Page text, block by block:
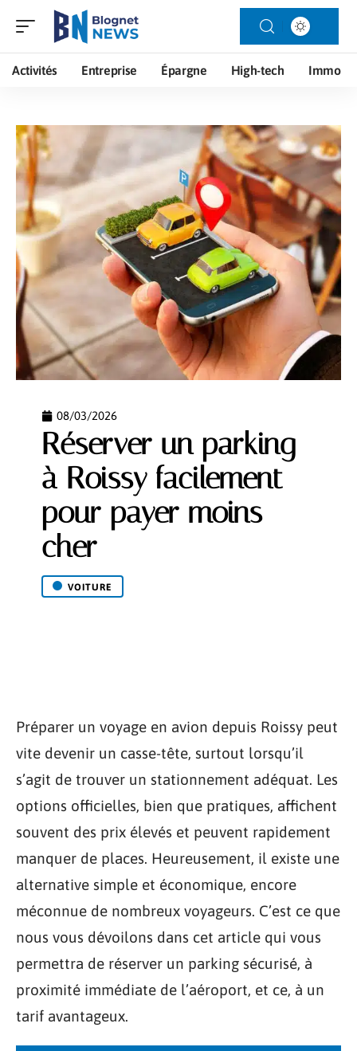
Activités Entreprise Épargne High-tech Immo
08/03/2026
Réserver un parking
à Roissy facilement
pour payer moins
cher
VOITURE
Préparer un voyage en avion depuis Roissy peut
vite devenir un casse-tête, surtout lorsqu’il
s’agit de trouver un stationnement adéquat. Les
options officielles, bien que pratiques, affichent
souvent des prix élevés et peuvent rapidement
manquer de places. Heureusement, il existe une
alternative simple et économique, encore
méconnue de nombreux voyageurs. C’est ce que
nous vous dévoilons dans cet article qui vous
permettra de réserver un parking sécurisé, à
proximité immédiate de l’aéroport, et ce, à un
tarif avantageux.